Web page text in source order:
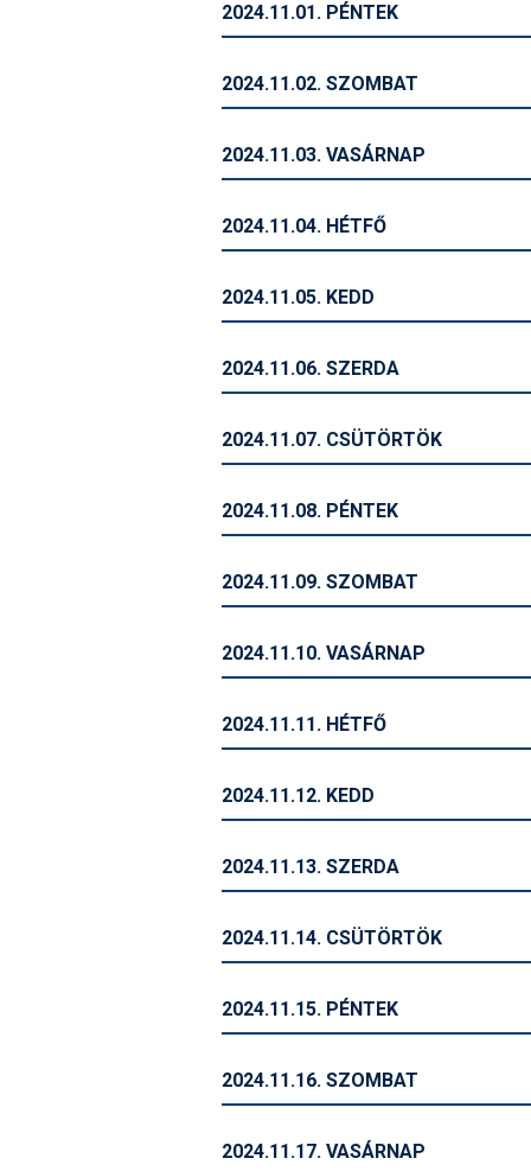
2024.11.01. PÉNTEK
2024.11.02. SZOMBAT
2024.11.03. VASÁRNAP
2024.11.04. HÉTFŐ
2024.11.05. KEDD
2024.11.06. SZERDA
2024.11.07. CSÜTÖRTÖK
2024.11.08. PÉNTEK
2024.11.09. SZOMBAT
2024.11.10. VASÁRNAP
2024.11.11. HÉTFŐ
2024.11.12. KEDD
2024.11.13. SZERDA
2024.11.14. CSÜTÖRTÖK
2024.11.15. PÉNTEK
2024.11.16. SZOMBAT
2024.11.17. VASÁRNAP